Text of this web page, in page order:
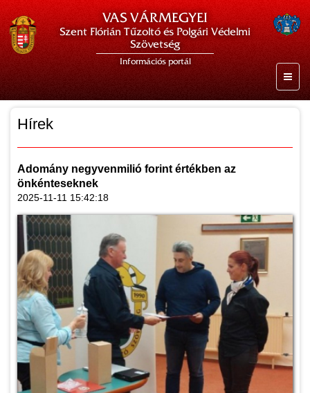
VAS VÁRMEGYEI
Szent Flórián Tűzoltó és Polgári Védelmi
Szövetség
Információs portál
Hírek
Adomány negyvenmilió forint értékben az
önkénteseknek
2025-11-11 15:42:18